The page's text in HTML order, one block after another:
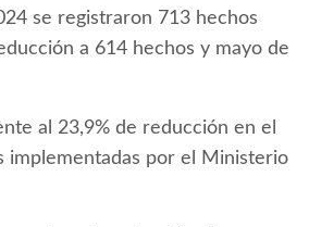
se registraron 713 hechos
a 614 hechos y mayo de
al 23,9% de reducción en el
implementadas por el Ministerio